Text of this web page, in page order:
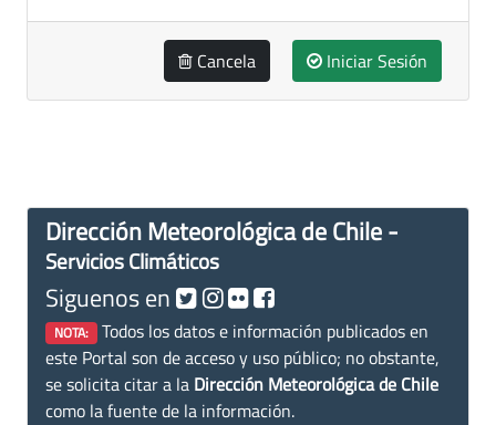
Cancela Iniciar Sesión
Dirección Meteorológica de Chile -
Servicios Climáticos
Siguenos en
NOTA: Todos los datos e información publicados en
este Portal son de acceso y uso público; no obstante,
se solicita citar a la Dirección Meteorológica de Chile
como la fuente de la información.